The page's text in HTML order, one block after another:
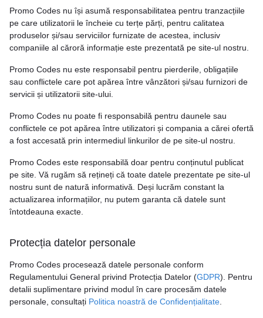
Promo Codes nu își asumă responsabilitatea pentru tranzacțiile
pe care utilizatorii le încheie cu terțe părți, pentru calitatea
produselor și/sau serviciilor furnizate de acestea, inclusiv
companiile al căroră informație este prezentată pe site-ul nostru.
Promo Codes nu este responsabil pentru pierderile, obligațiile
sau conflictele care pot apărea între vânzători și/sau furnizori de
servicii și utilizatorii site-ului.
Promo Codes nu poate fi responsabilă pentru daunele sau
conflictele ce pot apărea între utilizatori și compania a cărei ofertă
a fost accesată prin intermediul linkurilor de pe site-ul nostru.
Promo Codes este responsabilă doar pentru conținutul publicat
pe site. Vă rugăm să rețineți că toate datele prezentate pe site-ul
nostru sunt de natură informativă. Deși lucrăm constant la
actualizarea informațiilor, nu putem garanta că datele sunt
întotdeauna exacte.
Protecția datelor personale
Promo Codes procesează datele personale conform
Regulamentului General privind Protecția Datelor (GDPR). Pentru
detalii suplimentare privind modul în care procesăm datele
personale, consultați Politica noastră de Confidențialitate